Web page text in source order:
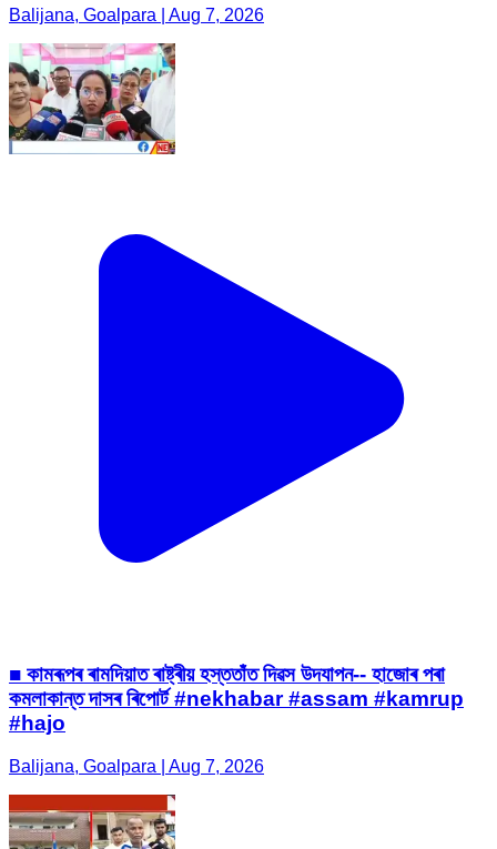
Balijana, Goalpara | Aug 7, 2026
■ কামৰূপৰ ৰামদিয়াত ৰাষ্ট্ৰীয় হস্ততাঁত দিৱস উদযাপন-- হাজোৰ পৰা
কমলাকান্ত দাসৰ ৰিপোৰ্ট #nekhabar #assam #kamrup
#hajo
Balijana, Goalpara | Aug 7, 2026